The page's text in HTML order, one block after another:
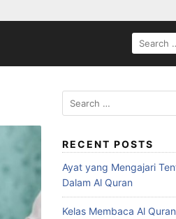
SEARCH
FOR:
Search
for:
RECENT POSTS
Ayat yang Mengajari
Dalam Al Quran
Kelas Membaca Al